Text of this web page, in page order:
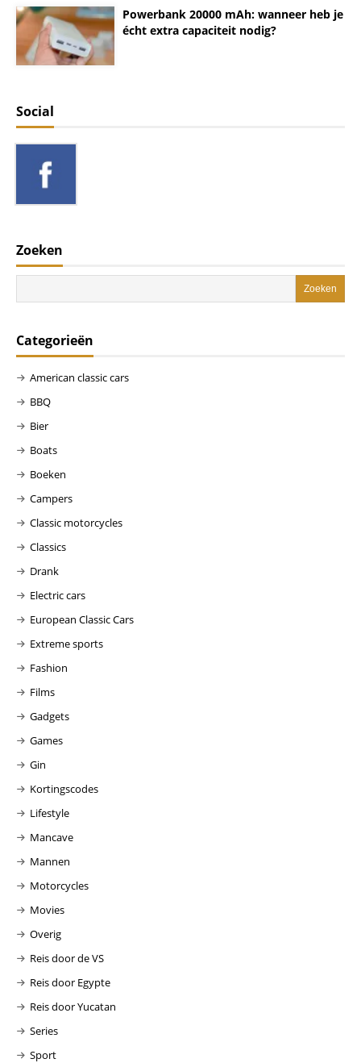
Powerbank 20000 mAh: wanneer heb je
écht extra capaciteit nodig?
Social
Zoeken
Categorieën
American classic cars
BBQ
Bier
Boats
Boeken
Campers
Classic motorcycles
Classics
Drank
Electric cars
European Classic Cars
Extreme sports
Fashion
Films
Gadgets
Games
Gin
Kortingscodes
Lifestyle
Mancave
Mannen
Motorcycles
Movies
Overig
Reis door de VS
Reis door Egypte
Reis door Yucatan
Series
Sport